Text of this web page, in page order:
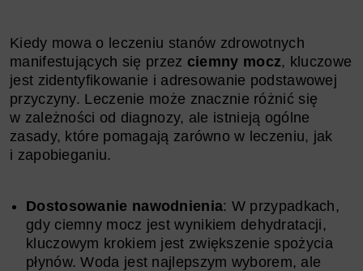
Kiedy mowa o leczeniu stanów zdrowotnych
manifestujących się przez ciemny mocz, kluczowe
jest zidentyfikowanie i adresowanie podstawowej
przyczyny. Leczenie może znacznie różnić się
w zależności od diagnozy, ale istnieją ogólne
zasady, które pomagają zarówno w leczeniu, jak
i zapobieganiu.
Dostosowanie nawodnienia: W przypadkach,
gdy ciemny mocz jest wynikiem dehydratacji,
kluczowym krokiem jest zwiększenie spożycia
płynów. Woda jest najlepszym wyborem, ale